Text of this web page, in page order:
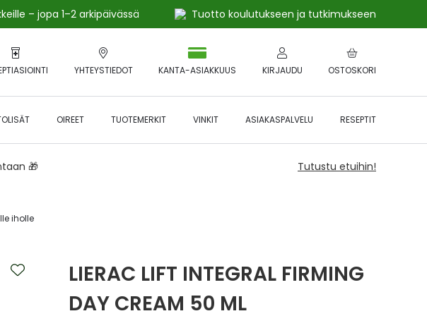
– jopa 1–2 arkipäivässä
Tuotto koulutukseen ja tutkimukseen
YHTEYSTIEDOT OSTOSKORI
KANTA-ASIAKKUUS KIRJAUDU
OIREET TUOTEMERKIT VINKIT ASIAKASPALVELU RESEPTIT
🎁 Tutustu etuihin!
iholle‎
LIERAC LIFT INTEGRAL FIRMING
DAY CREAM 50 ML